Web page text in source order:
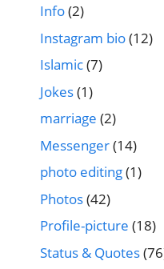
Info(2)
Instagram bio(12)
Islamic(7)
Jokes(1)
marriage (2)
Messenger(14)
photo editing(1)
Photos(42)
Profile-picture (18)
Status & Quotes